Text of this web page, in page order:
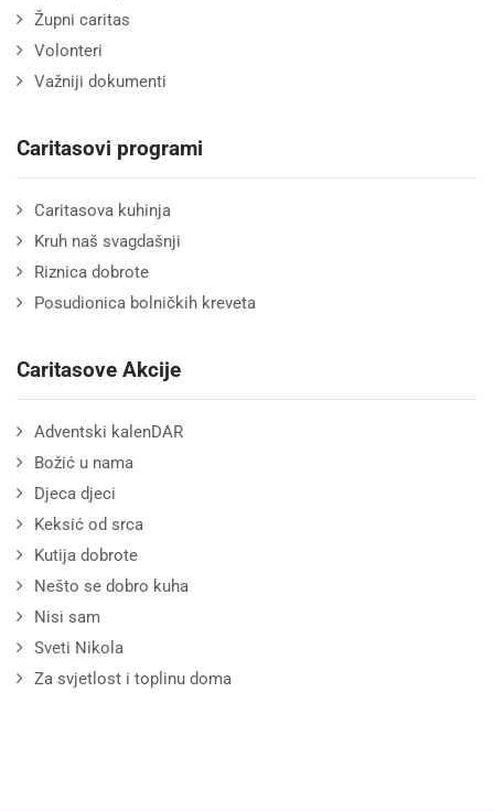
Župni caritas
Volonteri
Važniji dokumenti
Caritasovi programi
Caritasova kuhinja
Kruh naš svagdašnji
Riznica dobrote
Posudionica bolničkih kreveta
Caritasove Akcije
Adventski kalenDAR
Božić u nama
Djeca djeci
Keksić od srca
Kutija dobrote
Nešto se dobro kuha
Nisi sam
Sveti Nikola
Za svjetlost i toplinu doma